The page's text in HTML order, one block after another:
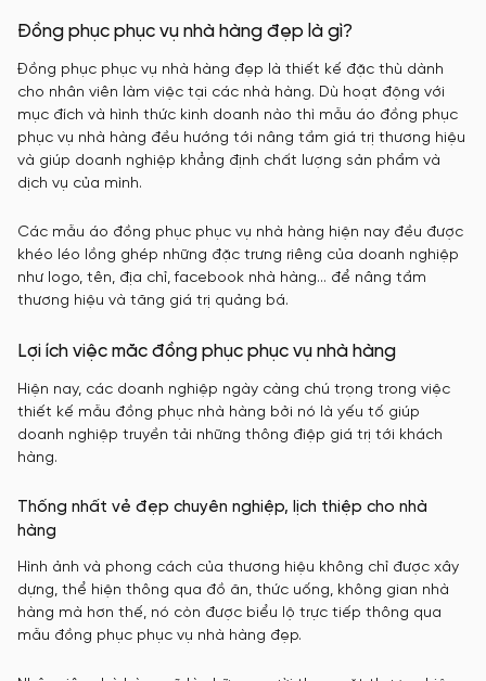
Đồng phục phục vụ nhà hàng đẹp là gì?
Đồng phục phục vụ nhà hàng đẹp là thiết kế đặc thù dành
cho nhân viên làm việc tại các nhà hàng. Dù hoạt động với
mục đích và hình thức kinh doanh nào thì mẫu áo đồng phục
phục vụ nhà hàng đều hướng tới nâng tầm giá trị thương hiệu
và giúp doanh nghiệp khẳng định chất lượng sản phẩm và
dịch vụ của mình.
Các mẫu áo đồng phục phục vụ nhà hàng hiện nay đều được
khéo léo lồng ghép những đặc trưng riêng của doanh nghiệp
như logo, tên, địa chỉ, facebook nhà hàng… để nâng tầm
thương hiệu và tăng giá trị quảng bá.
Lợi ích việc măc đồng phục phục vụ nhà hàng
Hiện nay, các doanh nghiệp ngày càng chú trọng trong việc
thiết kế mẫu đồng phục nhà hàng bởi nó là yếu tố giúp
doanh nghiệp truyền tải những thông điệp giá trị tới khách
hàng.
Thống nhất vẻ đẹp chuyên nghiệp, lịch thiệp cho nhà
hàng
Hình ảnh và phong cách của thương hiệu không chỉ được xây
dựng, thể hiện thông qua đồ ăn, thức uống, không gian nhà
hàng mà hơn thế, nó còn được biểu lộ trực tiếp thông qua
mẫu đồng phục phục vụ nhà hàng đẹp.